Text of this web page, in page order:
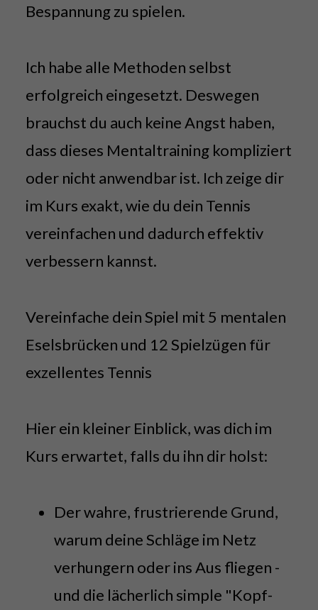
Bespannung zu spielen.
Ich habe alle Methoden selbst
erfolgreich eingesetzt. Deswegen
brauchst du auch keine Angst haben,
dass dieses Mentaltraining kompliziert
oder nicht anwendbar ist. Ich zeige dir
im Kurs exakt, wie du dein Tennis
vereinfachen und dadurch effektiv
verbessern kannst.
Vereinfache dein Spiel mit 5 mentalen
Eselsbrücken und 12 Spielzügen für
exzellentes Tennis
Hier ein kleiner Einblick, was dich im
Kurs erwartet, falls du ihn dir holst:
Der wahre, frustrierende Grund,
warum deine Schläge im Netz
verhungern oder ins Aus fliegen -
und die lächerlich simple "Kopf-